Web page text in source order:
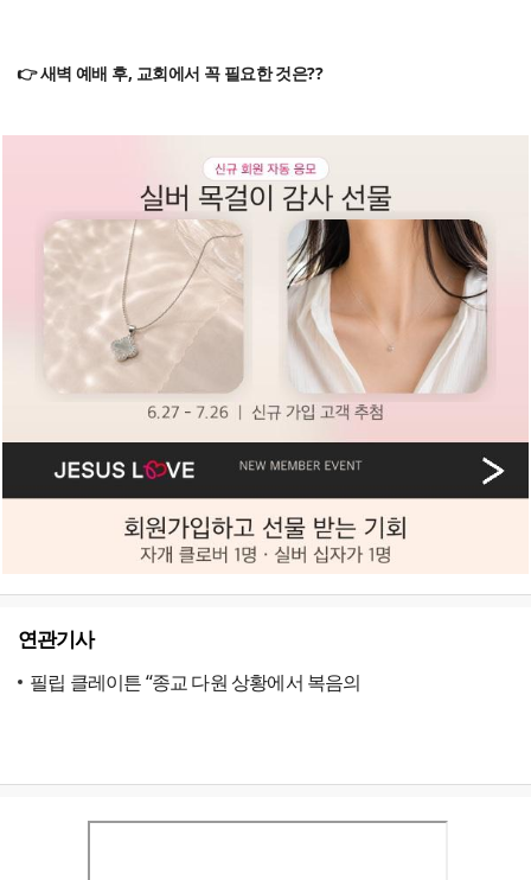
👉 새벽 예배 후, 교회에서 꼭 필요한 것은??
연관기사
필립 클레이튼 “종교 다원 상황에서 복음의